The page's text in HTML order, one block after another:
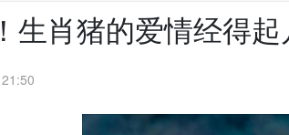
生肖猪的爱情经得起